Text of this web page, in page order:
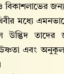
বিকাশলাভের
মধ্যে
উদ্ভিদ তাদের
উষ্ণতা এবং